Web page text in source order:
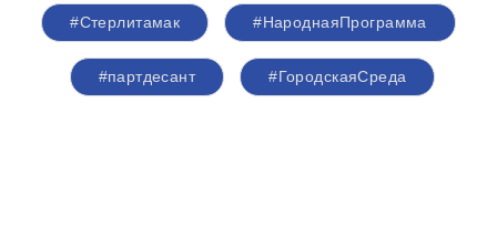
#Стерлитамак #НароднаяПрограмма
#партдесант #ГородскаяСреда